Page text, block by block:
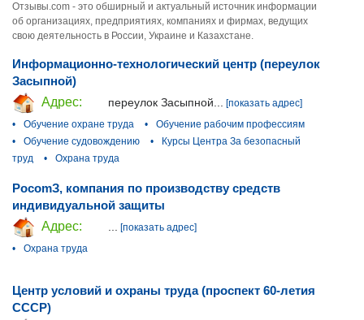
Отзывы.com - это обширный и актуальный источник информации
об организациях, предприятиях, компаниях и фирмах, ведущих
свою деятельность в России, Украине и Казахстане.
Информационно-технологический центр (переулок
Засыпной)
Адрес:
переулок Засыпной...
[показать адрес]
•
Обучение охране труда •
Обучение рабочим профессиям
•
Обучение судовождению •
Курсы Центра За безопасный
труд
• Охрана труда
РocomЗ, компания по производству средств
индивидуальной защиты
Адрес:
[показать адрес]
•
Охрана труда
Центр условий и охраны труда (проспект 60-летия
СССР)